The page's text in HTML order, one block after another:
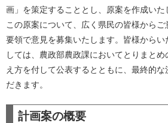
画」を策定することとし、原案を作成いた
この原案について、広く県民の皆様から
要領で意見を募集いたします。皆様からい
しては、農政部農政課においてとりまと
え方を付して公表するとともに、最終的
だきます。
計画案の概要